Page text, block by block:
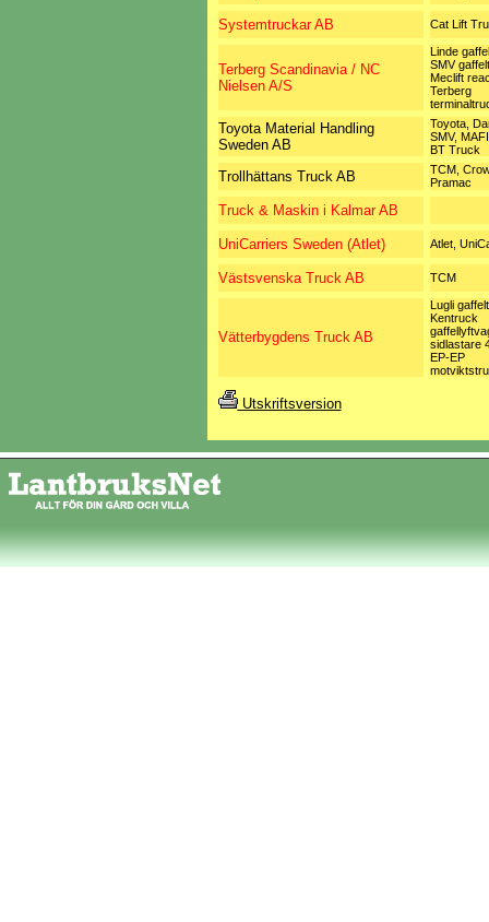
Systemtruckar AB Cat Lift
Terberg Scandinavia / NC
Nielsen A/S
Linde
SMV
Meclift
Terberg
Toyota Material Handling
Sweden AB
Toyota,
SMV,
BT Truck
Trollhättans Truck AB
TCM,
Pramac
Truck & Maskin i Kalmar AB
UniCarriers Sweden (Atlet) Atlet,
Västsvenska Truck AB TCM
Vätterbygdens Truck AB
Lugli
Kentruck
sidlastare
EP-EP
Utskriftsversion